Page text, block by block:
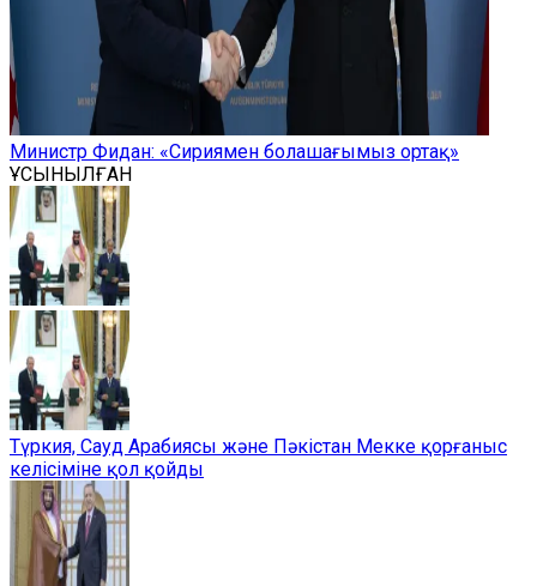
Министр Фидан: «Сириямен болашағымыз ортақ»
ҰСЫНЫЛҒАН
Түркия, Сауд Арабиясы және Пәкістан Мекке қорғаныс
келісіміне қол қойды